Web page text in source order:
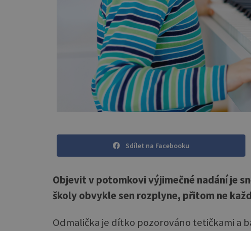
Sdílet na Facebooku
Objevit v potomkovi výjimečné nadání je
školy obvykle sen rozplyne, přitom ne
Odmalička je dítko pozorováno tetičkami a